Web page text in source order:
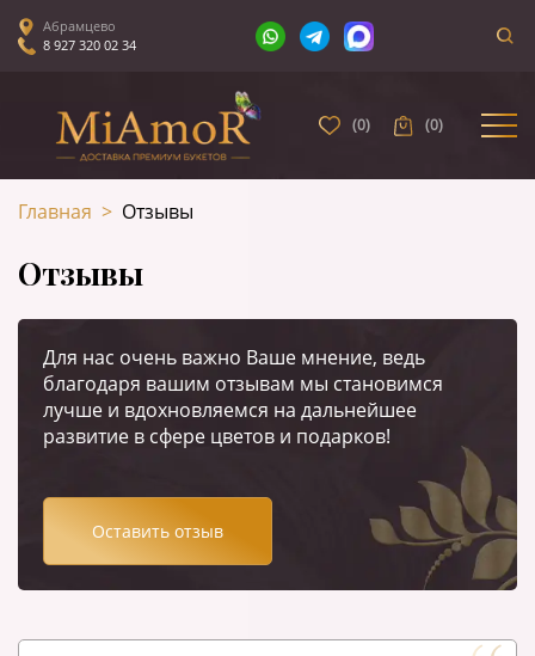
Абрамцево
8 927 320 02 34
(0) (0)
Главная > Отзывы
Отзывы
Для нас очень важно Ваше мнение, ведь
благодаря вашим отзывам мы становимся
лучше и вдохновляемся на дальнейшее
развитие в сфере цветов и подарков!
Оставить отзыв